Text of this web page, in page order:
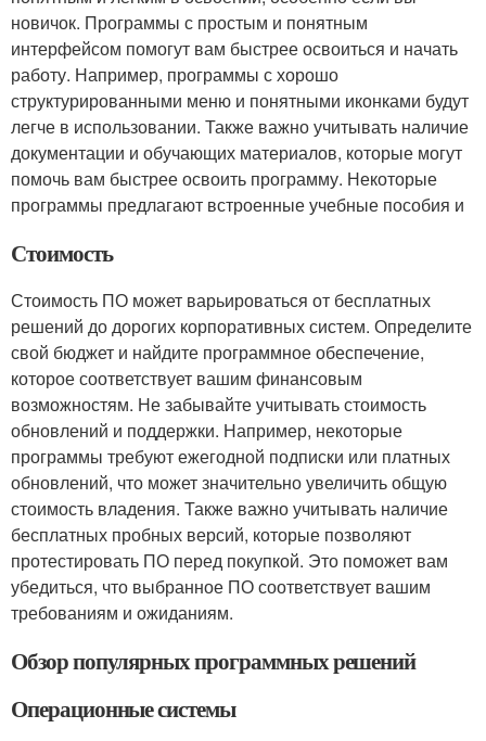
новичок. Программы с простым и понятным
интерфейсом помогут вам быстрее освоиться и начать
работу. Например, программы с хорошо
структурированными меню и понятными иконками будут
легче в использовании. Также важно учитывать наличие
документации и обучающих материалов, которые могут
помочь вам быстрее освоить программу. Некоторые
программы предлагают встроенные учебные пособия и
Стоимость
Стоимость ПО может варьироваться от бесплатных
решений до дорогих корпоративных систем. Определите
свой бюджет и найдите программное обеспечение,
которое соответствует вашим финансовым
возможностям. Не забывайте учитывать стоимость
обновлений и поддержки. Например, некоторые
программы требуют ежегодной подписки или платных
обновлений, что может значительно увеличить общую
стоимость владения. Также важно учитывать наличие
бесплатных пробных версий, которые позволяют
протестировать ПО перед покупкой. Это поможет вам
убедиться, что выбранное ПО соответствует вашим
требованиям и ожиданиям.
Обзор популярных программных решений
Операционные системы